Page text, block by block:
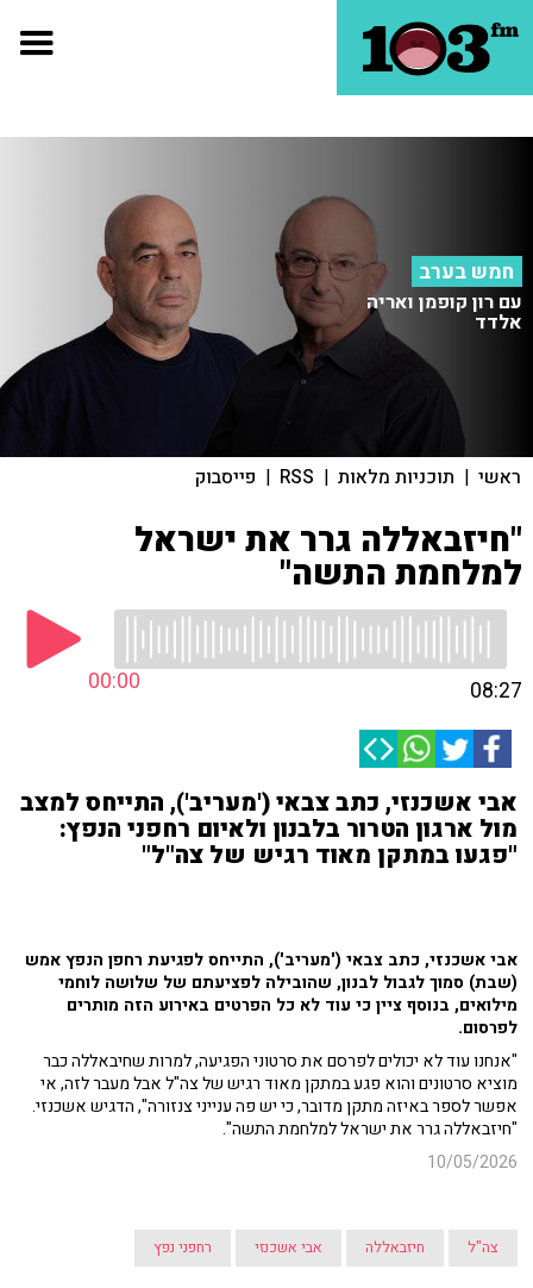
חמש בערב
עם רון קופמן ואריה
אלדד
ראשי | תוכניות מלאות |
RSS
| פייסבוק
"חיזבאללה גרר את ישראל
למלחמת התשה"
00:00 08:27
אבי אשכנזי, כתב צבאי ('מעריב'), התייחס למצב
מול ארגון הטרור בלבנון ולאיום רחפני הנפץ:
"פגעו במתקן מאוד רגיש של צה"ל"
אבי אשכנזי, כתב צבאי ('מעריב'), התייחס לפגיעת רחפן הנפץ אמש
(שבת) סמוך לגבול לבנון, שהובילה לפציעתם של שלושה לוחמי
מילואים, בנוסף ציין כי עוד לא כל הפרטים באירוע הזה מותרים
לפרסום.
"אנחנו עוד לא יכולים לפרסם את סרטוני הפגיעה, למרות שחיבאללה כבר
מוציא סרטונים והוא פגע במתקן מאוד רגיש של צה"ל אבל מעבר לזה, אי
אפשר לספר באיזה מתקן מדובר, כי יש פה ענייני צנזורה", הדגיש אשכנזי.
"חיזבאללה גרר את ישראל למלחמת התשה".
10/05/2026
צה"ל חיזבאללה אבי אשכנזי רחפני נפץ